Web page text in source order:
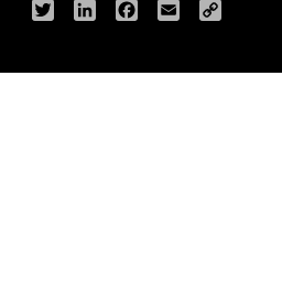
Twitter LinkedInFacebook
Email